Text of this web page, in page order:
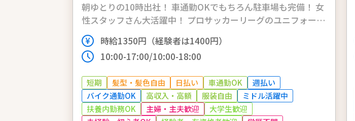
朝ゆとりの10時出社！ 車通勤OKでもちろん駐車場も完備！ 女
性スタッフさん大活躍中！ プロサッカーリーグのユニフォーム
にプリントするお仕事です！
時給1350円（経験者は1400円）
10:00-17:00/10:00-18:00
短期 髪型・髪色自由 日払い 車通勤OK
週払い
バイク通勤OK
高収入・高額 服装自由
ミドル活躍中
扶養内勤務OK
主婦・主夫歓迎
大学生歓迎